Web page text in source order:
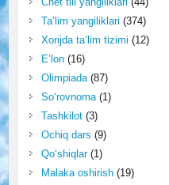
Ta’lim yangiliklari (374)
Xorijda ta’lim tizimi (12)
E’lon(16)
Olimpiada(87)
So‘rovnoma(1)
Tashkilot(3)
Ochiq dars (9)
Qo‘shiqlar(1)
Malaka oshirish(19)